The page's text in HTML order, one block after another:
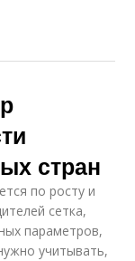
стран
по росту и
сетка,
параметров,
учитывать,